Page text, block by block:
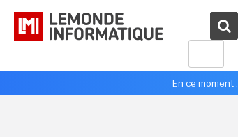
En ce moment :